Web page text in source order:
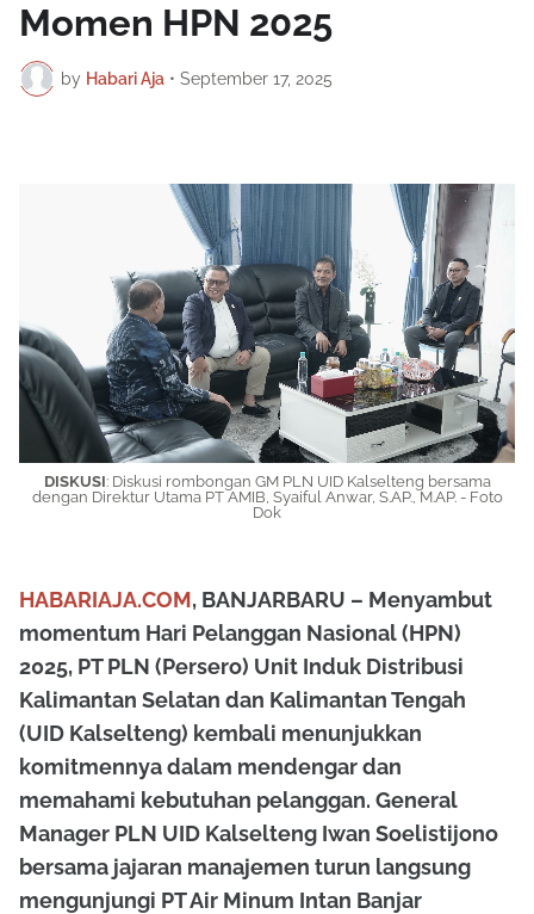
Momen HPN 2025
by Habari Aja • September 17, 2025
DISKUSI: Diskusi rombongan GM PLN UID Kalselteng bersama
dengan Direktur Utama PT AMIB, Syaiful Anwar, S.AP., M.AP. - Foto
Dok
HABARIAJA.COM, BANJARBARU – Menyambut
momentum Hari Pelanggan Nasional (HPN)
2025, PT PLN (Persero) Unit Induk Distribusi
Kalimantan Selatan dan Kalimantan Tengah
(UID Kalselteng) kembali menunjukkan
komitmennya dalam mendengar dan
memahami kebutuhan pelanggan. General
Manager PLN UID Kalselteng Iwan Soelistijono
bersama jajaran manajemen turun langsung
mengunjungi PT Air Minum Intan Banjar